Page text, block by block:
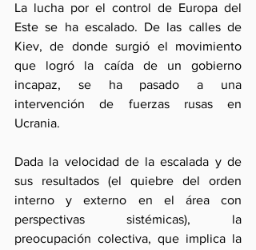
La lucha por el control de Europa del
Este se ha escalado. De las calles de
Kiev, de donde surgió el movimiento
que logró la caída de un gobierno
incapaz, se ha pasado a una
intervención de fuerzas rusas en
Ucrania.
Dada la velocidad de la escalada y de
sus resultados (el quiebre del orden
interno y externo en el área con
perspectivas sistémicas), la
preocupación colectiva, que implica la